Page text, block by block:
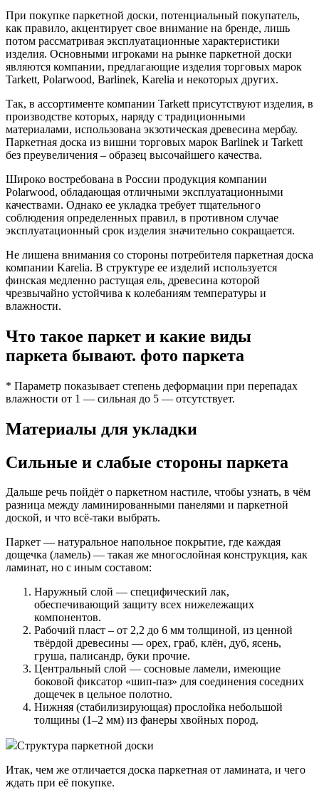
При покупке паркетной доски, потенциальный покупатель,
как правило, акцентирует свое внимание на бренде, лишь
потом рассматривая эксплуатационные характеристики
изделия. Основными игроками на рынке паркетной доски
являются компании, предлагающие изделия торговых марок
Tarkett, Polarwood, Barlinek, Karelia и некоторых других.
Так, в ассортименте компании Tarkett присутствуют изделия, в
производстве которых, наряду с традиционными
материалами, использована экзотическая древесина мербау.
Паркетная доска из вишни торговых марок Barlinek и Tarkett
без преувеличения – образец высочайшего качества.
Широко востребована в России продукция компании
Polarwood, обладающая отличными эксплуатационными
качествами. Однако ее укладка требует тщательного
соблюдения определенных правил, в противном случае
эксплуатационный срок изделия значительно сокращается.
Не лишена внимания со стороны потребителя паркетная доска
компании Karelia. В структуре ее изделий используется
финская медленно растущая ель, древесина которой
чрезвычайно устойчива к колебаниям температуры и
влажности.
Что такое паркет и какие виды
паркета бывают. фото паркета
* Параметр показывает степень деформации при перепадах
влажности от 1 — сильная до 5 — отсутствует.
Материалы для укладки
Сильные и слабые стороны паркета
Дальше речь пойдёт о паркетном настиле, чтобы узнать, в чём
разница между ламинированными панелями и паркетной
доской, и что всё-таки выбрать.
Паркет — натуральное напольное покрытие, где каждая
дощечка (ламель) — такая же многослойная конструкция, как
ламинат, но с иным составом:
Наружный слой — специфический лак,
обеспечивающий защиту всех нижележащих
компонентов.
Рабочий пласт – от 2,2 до 6 мм толщиной, из ценной
твёрдой древесины — орех, граб, клён, дуб, ясень,
груша, палисандр, буки прочие.
Центральный слой — сосновые ламели, имеющие
боковой фиксатор «шип-паз» для соединения соседних
дощечек в цельное полотно.
Нижняя (стабилизирующая) прослойка небольшой
толщины (1–2 мм) из фанеры хвойных пород.
Структура паркетной доски
Итак, чем же отличается доска паркетная от ламината, и чего
ждать при её покупке.